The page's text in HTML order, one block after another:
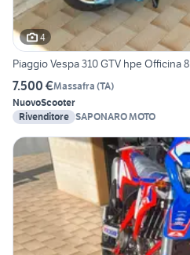
4
Piaggio Vespa 310 GTV hpe Officina 8
7.500 €Massafra (TA)
NuovoScooter
Rivenditore SAPONARO MOTO